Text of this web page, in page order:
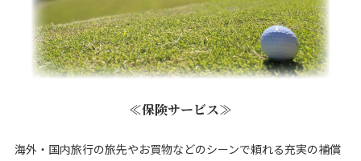
≪保険サービス≫
海外・国内旅行の旅先やお買物などのシーンで頼れる充実の補償